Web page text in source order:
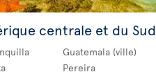
centrale et du Sud
Guatemala (ville)
Pereira